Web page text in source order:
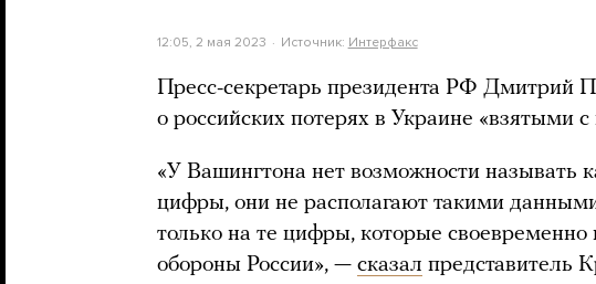
12:05, 2 мая 2023 Источник: Интерфакс
Пресс-секретарь президента РФ Дмитрий
о российских потерях в Украине «взятыми с
«У Вашингтона нет возможности называть
цифры, они не располагают такими
только на те цифры, которые своевременно
обороны России», — сказал представитель